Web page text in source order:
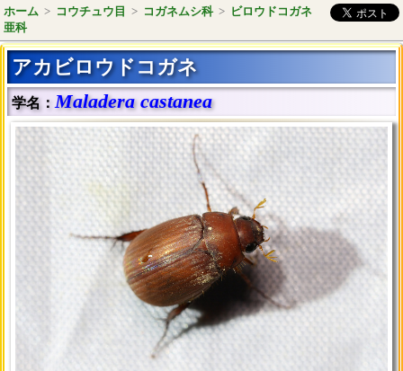
ホーム > コウチュウ目 > コガネムシ科 > ビロウドコガネ
亜科
アカビロウドコガネ
学名： Maladera castanea